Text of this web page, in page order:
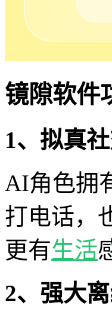
镜隙软件
1、拟真社
AI角色拥
打电话，
更有生活
2、强大离